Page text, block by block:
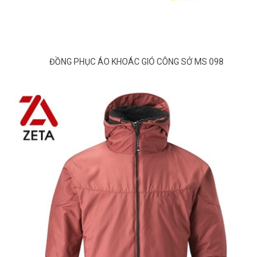
ĐỒNG PHỤC ÁO KHOÁC GIÓ CÔNG SỞ MS 098